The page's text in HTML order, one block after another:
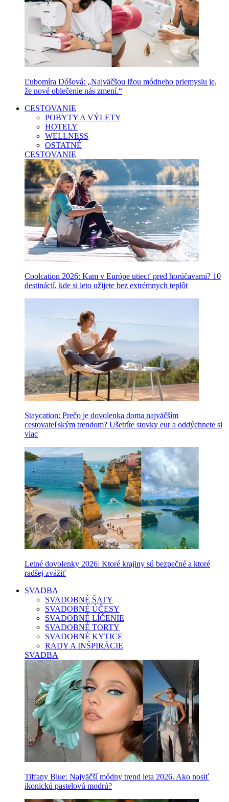
Ľubomíra Dóšová: „Najväčšou lžou módneho priemyslu je,
že nové oblečenie nás zmení.“
CESTOVANIE
POBYTY A VÝLETY
HOTELY
WELLNESS
OSTATNÉ
CESTOVANIE
Coolcation 2026: Kam v Európe utiecť pred horúčavami? 10
destinácií, kde si leto užijete bez extrémnych teplôt
Staycation: Prečo je dovolenka doma najväčším
cestovateľským trendom? Ušetríte stovky eur a oddýchnete si
viac
Letné dovolenky 2026: Ktoré krajiny sú bezpečné a ktoré
radšej zvážiť
SVADBA
SVADOBNÉ ŠATY
SVADOBNÉ ÚČESY
SVADOBNÉ LÍČENIE
SVADOBNÉ TORTY
SVADOBNÉ KYTICE
RADY A INŠPIRÁCIE
SVADBA
Tiffany Blue: Najväčší módny trend leta 2026. Ako nosiť
ikonickú pastelovú modrú?